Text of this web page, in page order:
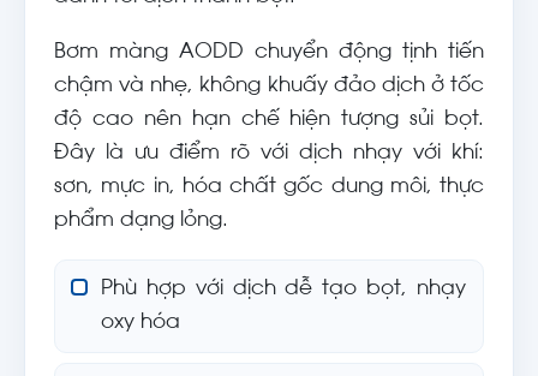
Bơm màng AODD chuyển động tịnh tiến
chậm và nhẹ, không khuấy đảo dịch ở tốc
độ cao nên hạn chế hiện tượng sủi bọt.
Đây là ưu điểm rõ với dịch nhạy với khí:
sơn, mực in, hóa chất gốc dung môi, thực
phẩm dạng lỏng.
Phù hợp với dịch dễ tạo bọt, nhạy
oxy hóa